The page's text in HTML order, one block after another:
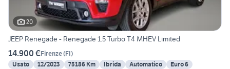
20
JEEP Renegade - Renegade 1.5 Turbo T4 MHEV Limited
14.900 €Firenze(FI)
Usato
12/2023 75186 Km Ibrida Automatico
Euro 6